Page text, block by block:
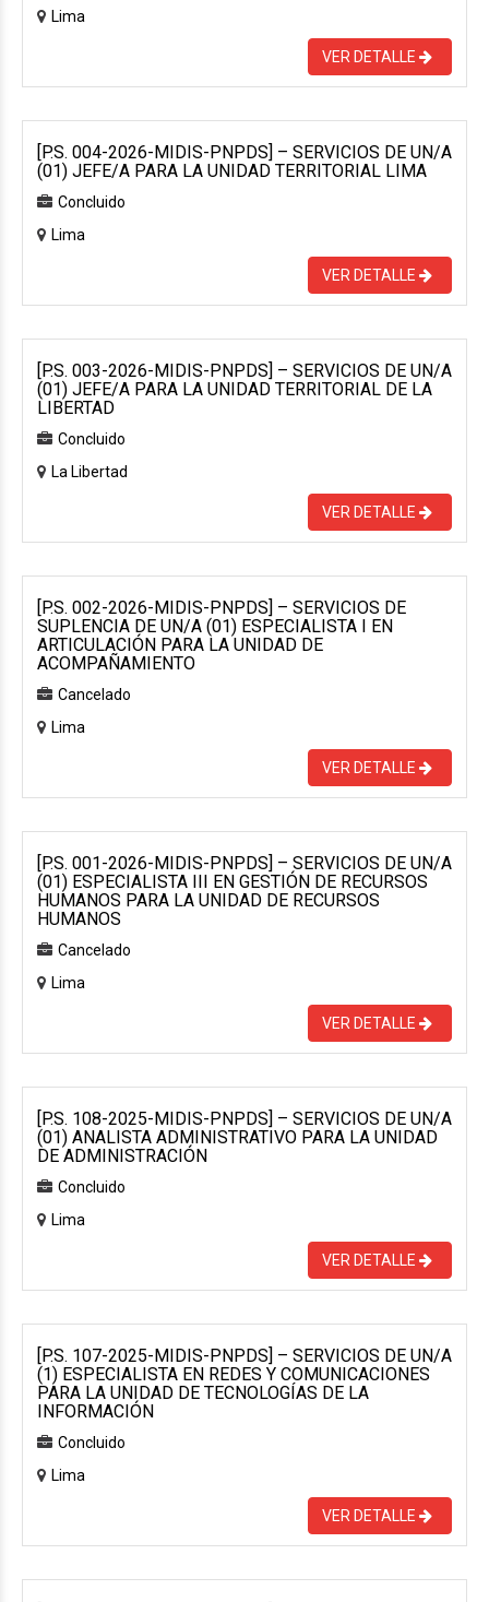
Lima
VER DETALLE
[P.S. 004-2026-MIDIS-PNPDS] – SERVICIOS DE UN/A
(01) JEFE/A PARA LA UNIDAD TERRITORIAL LIMA
Concluido
Lima
VER DETALLE
[P.S. 003-2026-MIDIS-PNPDS] – SERVICIOS DE UN/A
(01) JEFE/A PARA LA UNIDAD TERRITORIAL DE LA
LIBERTAD
Concluido
La Libertad
VER DETALLE
[P.S. 002-2026-MIDIS-PNPDS] – SERVICIOS DE
SUPLENCIA DE UN/A (01) ESPECIALISTA I EN
ARTICULACIÓN PARA LA UNIDAD DE
ACOMPAÑAMIENTO
Cancelado
Lima
VER DETALLE
[P.S. 001-2026-MIDIS-PNPDS] – SERVICIOS DE UN/A
(01) ESPECIALISTA III EN GESTIÓN DE RECURSOS
HUMANOS PARA LA UNIDAD DE RECURSOS
HUMANOS
Cancelado
Lima
VER DETALLE
[P.S. 108-2025-MIDIS-PNPDS] – SERVICIOS DE UN/A
(01) ANALISTA ADMINISTRATIVO PARA LA UNIDAD
DE ADMINISTRACIÓN
Concluido
Lima
VER DETALLE
[P.S. 107-2025-MIDIS-PNPDS] – SERVICIOS DE UN/A
(1) ESPECIALISTA EN REDES Y COMUNICACIONES
PARA LA UNIDAD DE TECNOLOGÍAS DE LA
INFORMACIÓN
Concluido
Lima
VER DETALLE